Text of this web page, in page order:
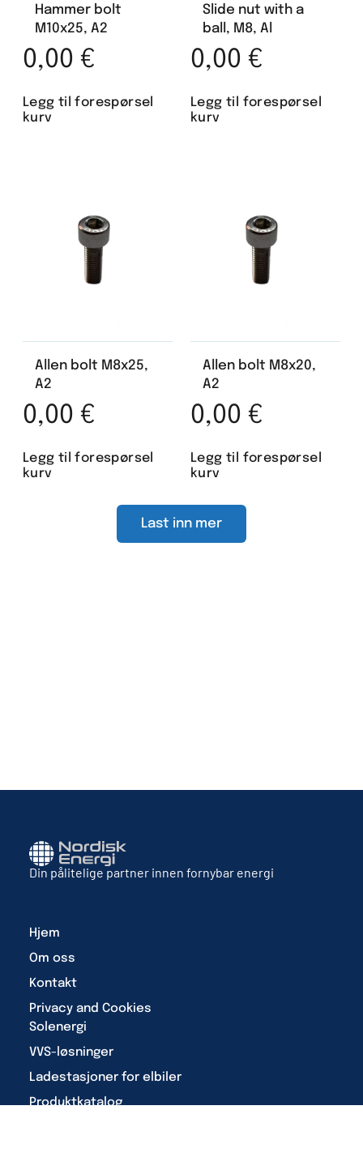
Hammer bolt
M10x25, A2
0,00 €
Legg til forespørsel
kurv
Slide nut with a
ball, M8, Al
0,00 €
Legg til forespørsel
kurv
Allen bolt M8x25,
A2
0,00 €
Legg til forespørsel
kurv
Allen bolt M8x20,
A2
0,00 €
Legg til forespørsel
kurv
Last inn mer
Din pålitelige partner innen fornybar energi
Hjem
Om oss
Kontakt
Privacy and Cookies
Solenergi
VVS-løsninger
Ladestasjoner for elbiler
Produktkatalog